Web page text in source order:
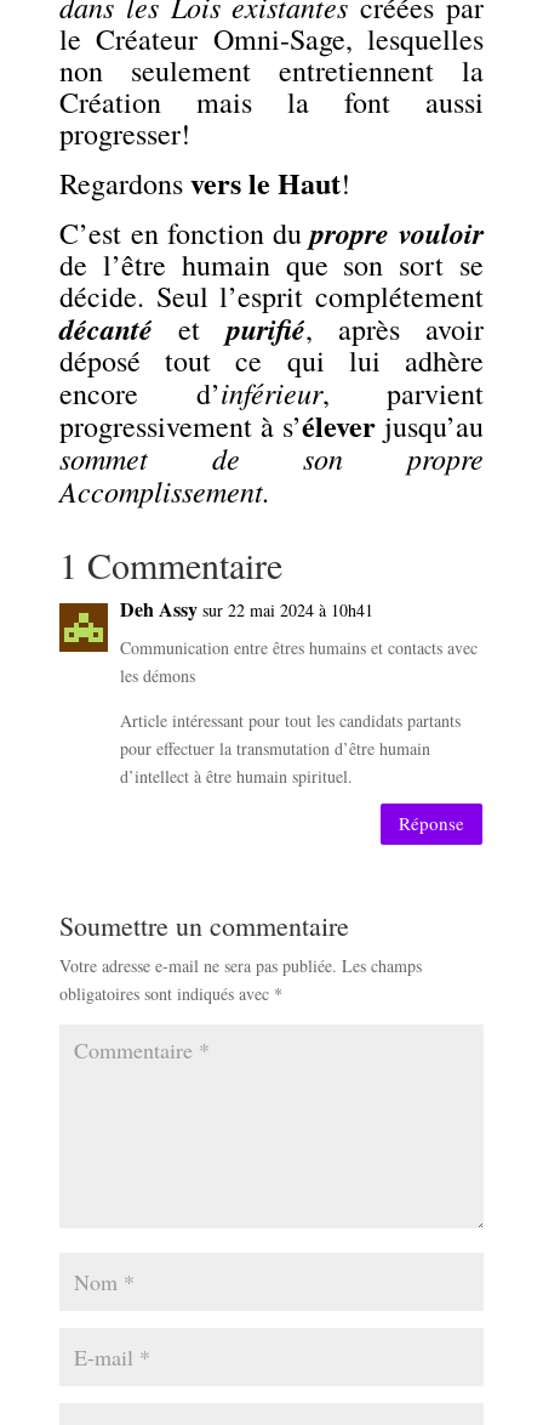
le Créateur Omni-Sage, lesquelles
non seulement entretiennent la
Création mais la font aussi
progresser!
Regardonsvers le Haut!
C’est en fonction dupropre vouloir
de l’être humain que son sort se
décide. Seul l’esprit complétement
décanté etpurifié, après avoir
déposé tout ce qui lui adhère
encore d’inférieur, parvient
progressivement à s’éleverjusqu’au
sommet de son propre
Accomplissement.
1 Commentaire
Deh Assy sur 22 mai 2024 à 10h41
Communication entre êtres humains et contacts avec
les démons
Article intéressant pour tout les candidats partants
pour effectuer la transmutation d’être humain
d’intellect à être humain spirituel.
Réponse
Soumettre un commentaire
Votre adresse e-mail ne sera pas publiée. Les champs
obligatoires sont indiqués avec *